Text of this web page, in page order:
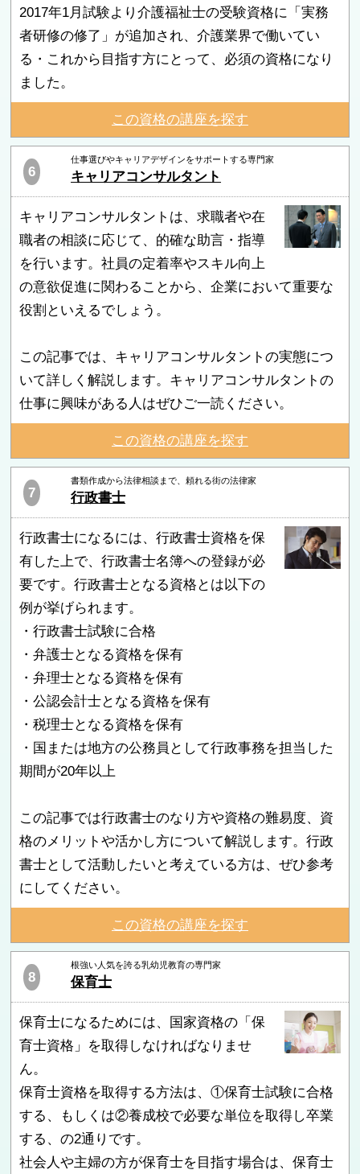
2017年1月試験より介護福祉士の受験資格に「実務
者研修の修了」が追加され、介護業界で働いてい
る・これから目指す方にとって、必須の資格になり
ました。
この資格の講座を探す
6
仕事選びやキャリアデザインをサポートする専門家
キャリアコンサルタント
キャリアコンサルタントは、求職者や在
職者の相談に応じて、的確な助言・指導
を行います。社員の定着率やスキル向上
の意欲促進に関わることから、企業において重要な
役割といえるでしょう。
この記事では、キャリアコンサルタントの実態につ
いて詳しく解説します。キャリアコンサルタントの
仕事に興味がある人はぜひご一読ください。
この資格の講座を探す
7
書類作成から法律相談まで、頼れる街の法律家
行政書士
行政書士になるには、行政書士資格を保
有した上で、行政書士名簿への登録が必
要です。行政書士となる資格とは以下の
例が挙げられます。
・行政書士試験に合格
・弁護士となる資格を保有
・弁理士となる資格を保有
・公認会計士となる資格を保有
・税理士となる資格を保有
・国または地方の公務員として行政事務を担当した
期間が20年以上
この記事では行政書士のなり方や資格の難易度、資
格のメリットや活かし方について解説します。行政
書士として活動したいと考えている方は、ぜひ参考
にしてください。
この資格の講座を探す
8
根強い人気を誇る乳幼児教育の専門家
保育士
保育士になるためには、国家資格の「保
育士資格」を取得しなければなりませ
ん。
保育士資格を取得する方法は、①保育士試験に合格
する、もしくは②養成校で必要な単位を取得し卒業
する、の2通りです。
社会人や主婦の方が保育士を目指す場合は、保育士